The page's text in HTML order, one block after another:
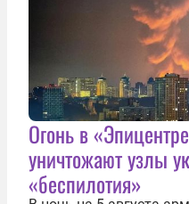
Огонь в
уничтожают узлы
«беспилотия»